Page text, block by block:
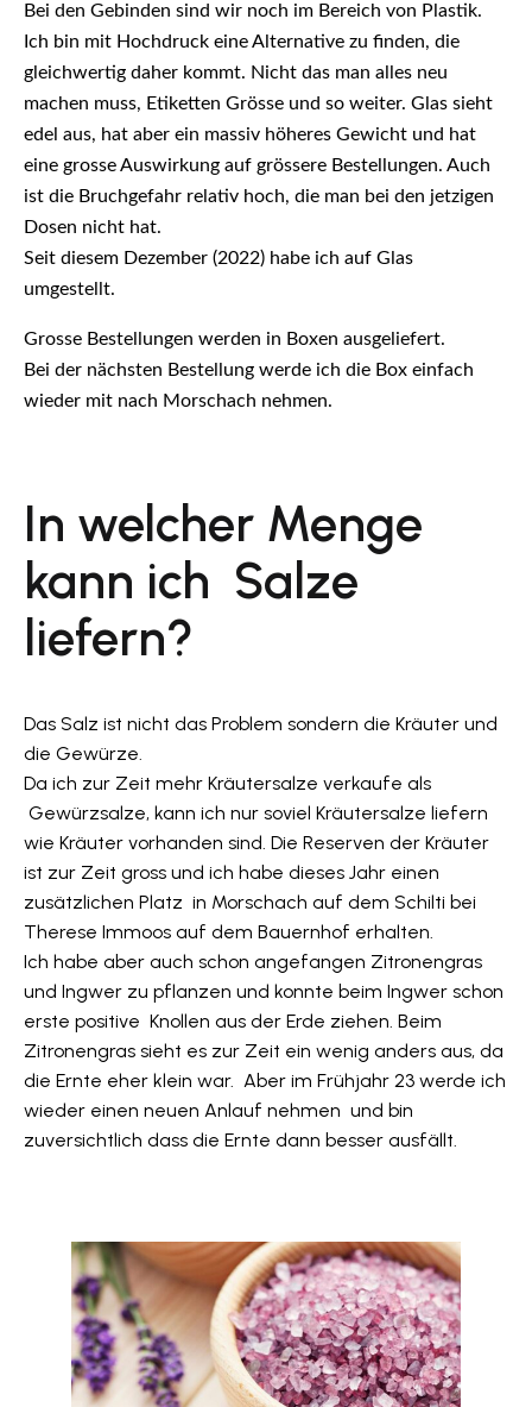
Bei den Gebinden sind wir noch im Bereich von Plastik.
Ich bin mit Hochdruck eine Alternative zu finden, die
gleichwertig daher kommt. Nicht das man alles neu
machen muss, Etiketten Grösse und so weiter. Glas sieht
edel aus, hat aber ein massiv höheres Gewicht und hat
eine grosse Auswirkung auf grössere Bestellungen. Auch
ist die Bruchgefahr relativ hoch, die man bei den jetzigen
Dosen nicht hat.
Seit diesem Dezember (2022) habe ich auf Glas
umgestellt.
Grosse Bestellungen werden in Boxen ausgeliefert.
Bei der nächsten Bestellung werde ich die Box einfach
wieder mit nach Morschach nehmen.
In welcher Menge
kann ich Salze
liefern?
Das Salz ist nicht das Problem sondern die Kräuter und
die Gewürze.
Da ich zur Zeit mehr Kräutersalze verkaufe als
Gewürzsalze, kann ich nur soviel Kräutersalze liefern
wie Kräuter vorhanden sind. Die Reserven der Kräuter
ist zur Zeit gross und ich habe dieses Jahr einen
zusätzlichen Platz in Morschach auf dem Schilti bei
Therese Immoos auf dem Bauernhof erhalten.
Ich habe aber auch schon angefangen Zitronengras
und Ingwer zu pflanzen und konnte beim Ingwer schon
erste positive Knollen aus der Erde ziehen. Beim
Zitronengras sieht es zur Zeit ein wenig anders aus, da
die Ernte eher klein war. Aber im Frühjahr 23 werde ich
wieder einen neuen Anlauf nehmen und bin
zuversichtlich dass die Ernte dann besser ausfällt.